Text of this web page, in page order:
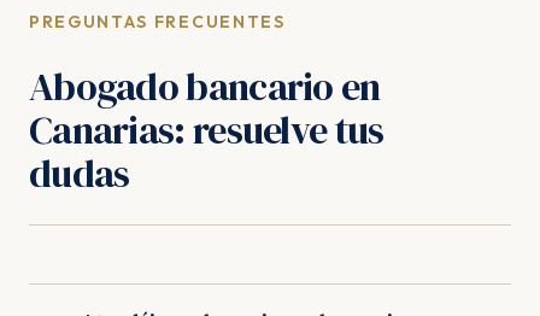
PREGUNTAS FRECUENTES
Abogado bancario en
Canarias: resuelve tus
dudas